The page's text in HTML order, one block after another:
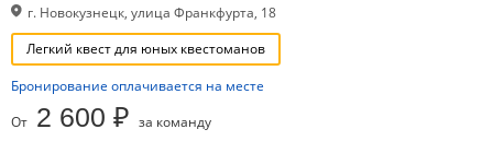
г. Новокузнецк, улица Франкфурта, 18
Легкий квест для юных квестоманов
Бронирование оплачивается на месте
От 2 600 ₽ за команду